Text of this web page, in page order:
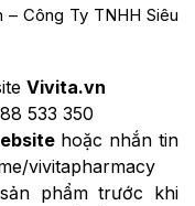
– Công Ty TNHH Siêu
Vivita.vn
533 350
hoặc nhắn tin
vivitapharmacy
phẩm trước khi